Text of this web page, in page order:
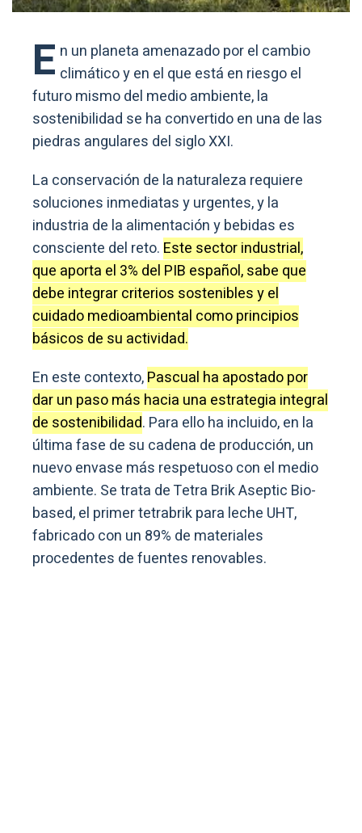
E n un planeta amenazado por el cambio
climático y en el que está en riesgo el
futuro mismo del medio ambiente, la
sostenibilidad se ha convertido en una de las
piedras angulares del siglo XXI.
La conservación de la naturaleza requiere
soluciones inmediatas y urgentes, y la
industria de la alimentación y bebidas es
consciente del reto. Este sector industrial,
que aporta el 3% del PIB español, sabe que
debe integrar criterios sostenibles y el
cuidado medioambiental como principios
básicos de su actividad.
En este contexto,Pascual ha apostado por
dar un paso más hacia una estrategia integral
de sostenibilidad. Para ello ha incluido, en la
última fase de su cadena de producción, un
nuevo envase más respetuoso con el medio
ambiente. Se trata de Tetra Brik Aseptic Bio-
based, el primer tetrabrik para leche UHT,
fabricado con un 89% de materiales
procedentes de fuentes renovables.